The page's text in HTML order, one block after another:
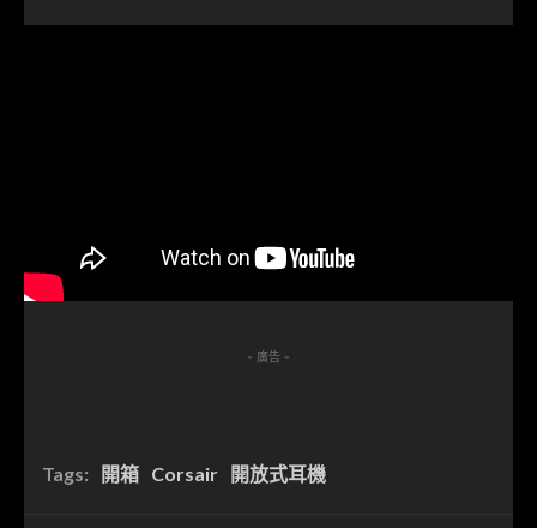
- 廣告 -
Tags: 開箱 Corsair 開放式耳機